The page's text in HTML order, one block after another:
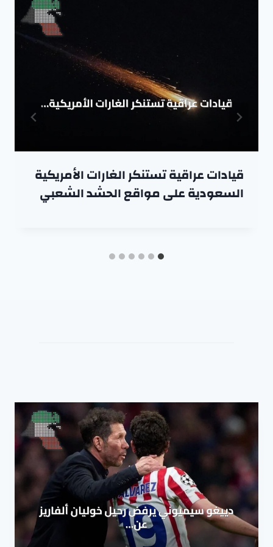
قيادات عراقية تستنكر الغارات الأمريكية
السعودية على مواقع الحشد الشعبي